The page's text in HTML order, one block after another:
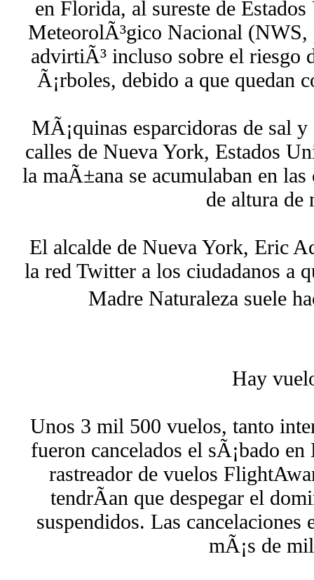
en Florida, al sureste de
MeteorolÃ³gico Nacional
advirtiÃ³ incluso sobre el riesgo
Ã¡rboles, debido a que quedan
MÃ¡quinas esparcidoras de sal
calles de Nueva York, Estados
la maÃ±ana se acumulaban en
de altura de
El alcalde de Nueva York, Eric
la red Twitter a los ciudadanos a
Madre Naturaleza suele
Hay
Unos 3 mil 500 vuelos, tanto
fueron cancelados el sÃ¡bado
rastreador de vuelos
tendrÃ­an que despegar el
suspendidos. Las cancelaciones
mÃ¡s de